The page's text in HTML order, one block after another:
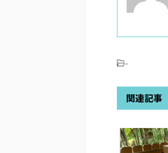
-
関連記事